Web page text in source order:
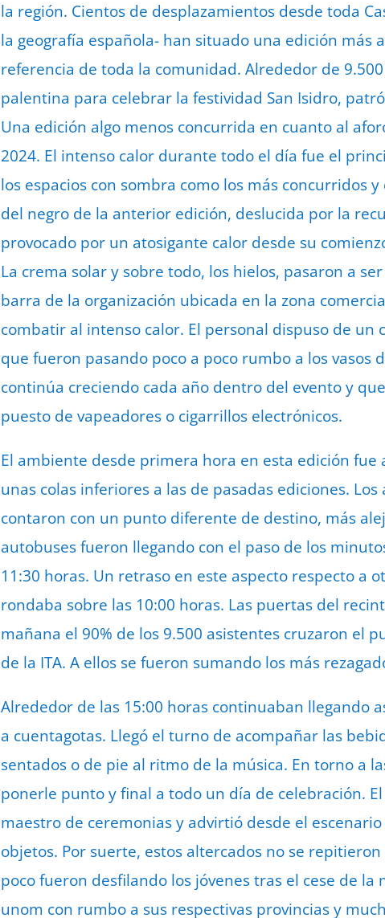
la región. Cientos de desplazamientos desde toda
la geografía española- han situado una edición más
referencia de toda la comunidad. Alrededor de
palentina para celebrar la festividad San Isidro,
Una edición algo menos concurrida en cuanto al
2024. El intenso calor durante todo el día fue el
los espacios con sombra como los más concurridos
del negro de la anterior edición, deslucida por la
provocado por un atosigante calor desde su
La crema solar y sobre todo, los hielos, pasaron a
barra de la organización ubicada en la zona
combatir al intenso calor. El personal dispuso de un
que fueron pasando poco a poco rumbo a los vasos
continúa creciendo cada año dentro del evento y
puesto de vapeadores o cigarrillos electrónicos.
El ambiente desde primera hora en esta edición fue
unas colas inferiores a las de pasadas ediciones.
contaron con un punto diferente de destino, más
autobuses fueron llegando con el paso de los
11:30 horas. Un retraso en este aspecto respecto a
rondaba sobre las 10:00 horas. Las puertas del
mañana el 90% de los 9.500 asistentes cruzaron el
de la ITA. A ellos se fueron sumando los más
Alrededor de las 15:00 horas continuaban llegando
a cuentagotas. Llegó el turno de acompañar las
sentados o de pie al ritmo de la música. En torno a
ponerle punto y final a todo un día de celebración.
maestro de ceremonias y advirtió desde el
objetos. Por suerte, estos altercados no se
poco fueron desfilando los jóvenes tras el cese de
unom con rumbo a sus respectivas provincias y